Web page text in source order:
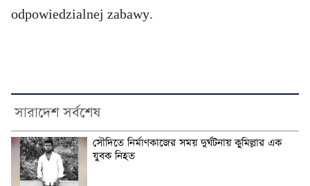
odpowiedzialnej zabawy.
সারাদেশ সর্বশেষ
সৌদিতে নির্মাণকাজের সময় দুর্ঘটনায় কুমিল্লার এক
যুবক নিহত